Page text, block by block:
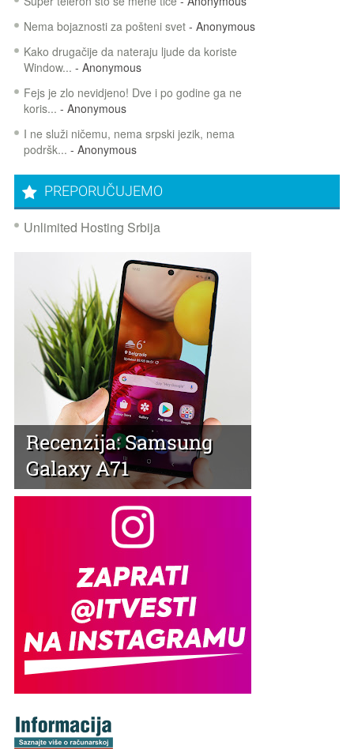
Nema bojaznosti za pošteni svet- Anonymous
Kako drugačije da nateraju ljude da koriste
Window... - Anonymous
Fejs je zlo nevidjeno! Dve i po godine ga ne
koris... - Anonymous
I ne služi ničemu, nema srpski jezik, nema
podršk... - Anonymous
PREPORUČUJEMO
Unlimited Hosting Srbija
Recenzija: Samsung
Galaxy A71